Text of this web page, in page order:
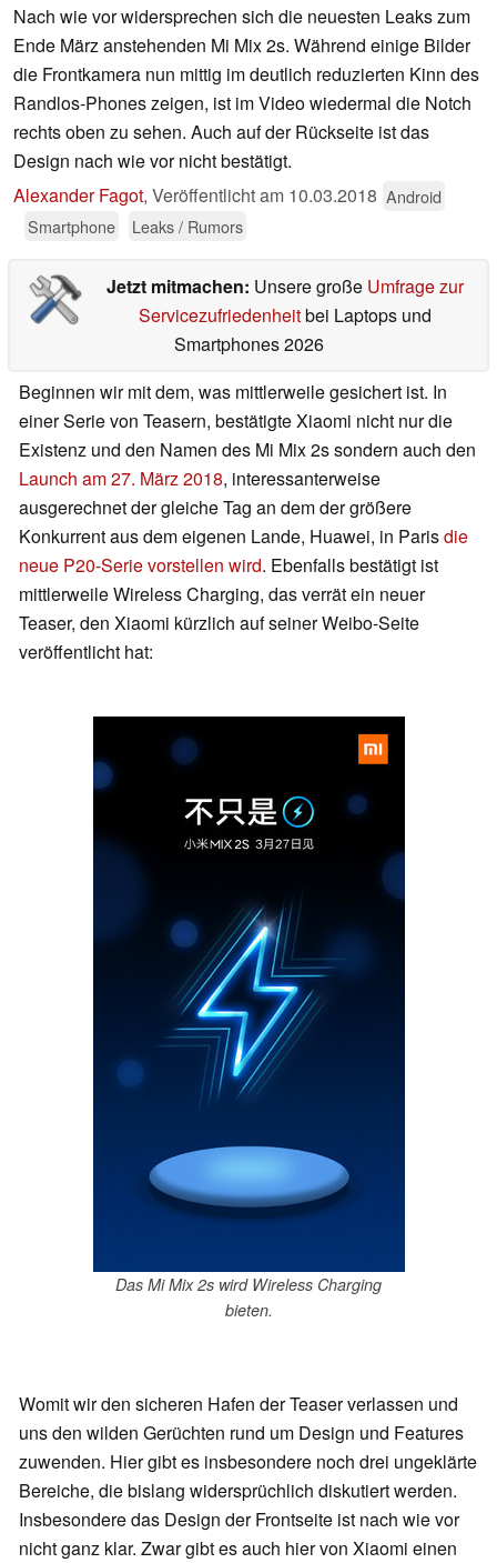
Nach wie vor widersprechen sich die neuesten Leaks zum
Ende März anstehenden Mi Mix 2s. Während einige Bilder
die Frontkamera nun mittig im deutlich reduzierten Kinn des
Randlos-Phones zeigen, ist im Video wiedermal die Notch
rechts oben zu sehen. Auch auf der Rückseite ist das
Design nach wie vor nicht bestätigt.
Alexander Fagot, Veröffentlicht am 10.03.2018 Android
Smartphone
Leaks / Rumors
Jetzt mitmachen: Unsere große Umfrage zur
Servicezufriedenheitbei Laptops und
Smartphones 2026
Beginnen wir mit dem, was mittlerweile gesichert ist. In
einer Serie von Teasern, bestätigte Xiaomi nicht nur die
Existenz und den Namen des Mi Mix 2s sondern auch den
Launch am 27. März 2018, interessanterweise
ausgerechnet der gleiche Tag an dem der größere
Konkurrent aus dem eigenen Lande, Huawei, in Parisdie
neue P20-Serie vorstellen wird. Ebenfalls bestätigt ist
mittlerweile Wireless Charging, das verrät ein neuer
Teaser, den Xiaomi kürzlich auf seiner Weibo-Seite
veröffentlicht hat:
Das Mi Mix 2s wird Wireless Charging
bieten.
Womit wir den sicheren Hafen der Teaser verlassen und
uns den wilden Gerüchten rund um Design und Features
zuwenden. Hier gibt es insbesondere noch drei ungeklärte
Bereiche, die bislang widersprüchlich diskutiert werden.
Insbesondere das Design der Frontseite ist nach wie vor
nicht ganz klar. Zwar gibt es auch hier von Xiaomi einen